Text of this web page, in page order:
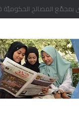
للقراءة